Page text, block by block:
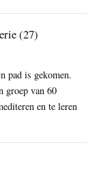
(27)
pad is gekomen.
groep van 60
en te leren